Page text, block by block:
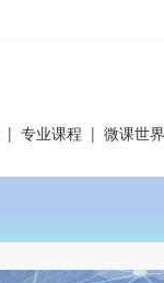
| 专业课程 | 微课世界